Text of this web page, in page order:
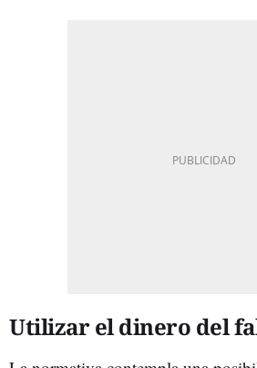
Utilizar el dinero del